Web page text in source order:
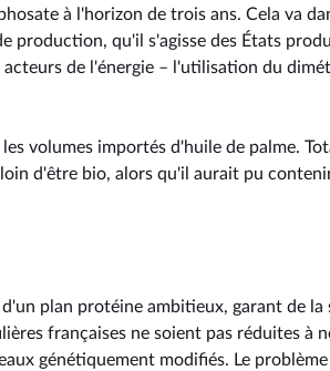
à l'horizon de trois ans. Cela va
production, qu'il s'agisse des États
de l'énergie – l'utilisation du
volumes importés d'huile de palme.
d'être bio, alors qu'il aurait pu
plan protéine ambitieux, garant de la
françaises ne soient pas réduites à
génétiquement modifiés. Le